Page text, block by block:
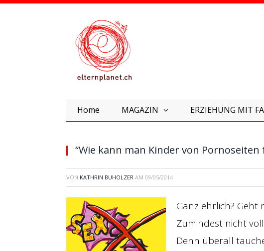
Home MAGAZIN ERZIEHUNG MIT
“Wie kann man Kinder von Pornoseiten
VON KATHRIN BUHOLZER AM 09/05/2014
Ganz ehrlich? Geht
Zumindest nicht
Denn überall